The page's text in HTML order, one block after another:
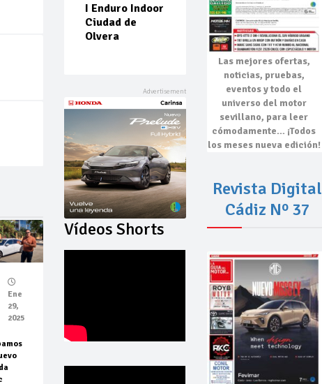
Ene
29,
2025
I Enduro Indoor
Ciudad de
Olvera
Vídeos Shorts
Las mejores ofertas,
noticias, pruebas,
eventosy todo el
universo del motor
sevillano, para leer
cómodamente… ¡Todos
los meses nueva edición!
Revista Digital
Cádiz Nº 37